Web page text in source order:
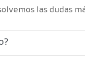
las dudas